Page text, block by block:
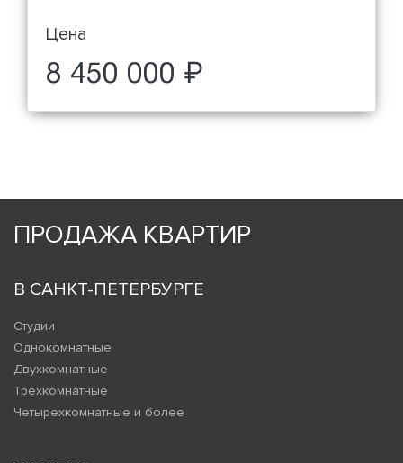
Цена
8 450 000 ₽
ПРОДАЖА КВАРТИР
В САНКТ-ПЕТЕРБУРГЕ
Студии
Однокомнатные
Двухкомнатные
Трехкомнатные
Четырехкомнатные и более